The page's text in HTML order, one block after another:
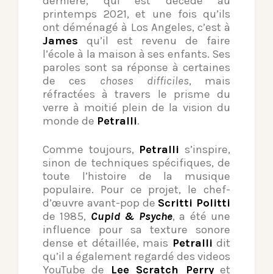
printemps 2021, et une fois qu’ils
ont déménagé à Los Angeles, c’est à
James qu’il est revenu de faire
l’école à la maison à ses enfants. Ses
paroles sont sa réponse à certaines
de ces choses difficiles, mais
réfractées à travers le prisme du
verre à moitié plein de la vision du
monde de Petralli.
Comme toujours, Petralli s’inspire,
sinon de techniques spécifiques, de
toute l’histoire de la musique
populaire. Pour ce projet, le chef-
d’œuvre avant-pop de Scritti Politti
de 1985, Cupid & Psyche, a été une
influence pour sa texture sonore
dense et détaillée, mais Petralli dit
qu’il a également regardé des videos
YouTube de Lee Scratch Perryet